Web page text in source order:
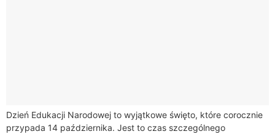
Dzień Edukacji Narodowej to wyjątkowe święto, które corocznie
przypada 14 października. Jest to czas szczególnego